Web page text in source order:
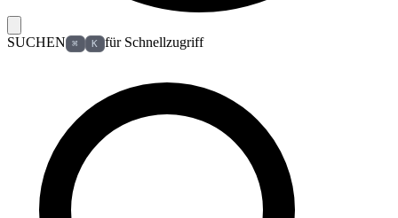
SUCHEN ⌘ K für Schnellzugriff